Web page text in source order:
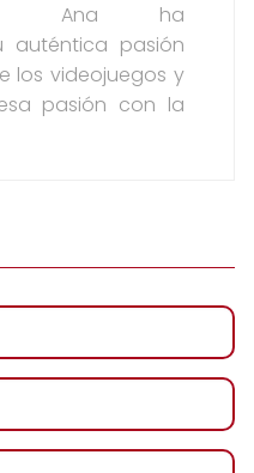
Ana ha
auténtica pasión
los videojuegos y
pasión con la